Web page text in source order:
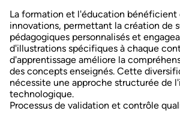
La formation et l'éducation bénéficient
innovations, permettant la création de
pédagogiques personnalisés et
d'illustrations spécifiques à chaque
d'apprentissage améliore la
des concepts enseignés. Cette
nécessite une approche structurée de
technologique.
Processus de validation et contrôle